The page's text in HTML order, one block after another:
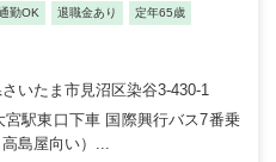
勤OK 退職金あり 定年65歳
いたま市見沼区染谷3-430-1
宮駅東口下車 国際興行バス7番乗
島屋向い）...